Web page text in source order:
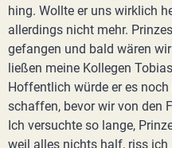
hing. Wollte er uns wirklich
allerdings nicht mehr.
gefangen und bald wären
ließen meine Kollegen
Hoffentlich würde er es
schaffen, bevor wir von den
Ich versuchte so lange,
weil alles nichts half, riss ich